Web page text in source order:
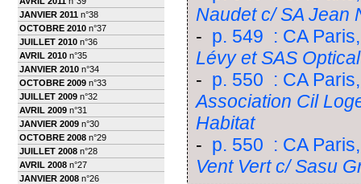
JANVIER 2011 n°38
OCTOBRE 2010 n°37
JUILLET 2010 n°36
AVRIL 2010 n°35
JANVIER 2010 n°34
OCTOBRE 2009 n°33
JUILLET 2009 n°32
AVRIL 2009 n°31
JANVIER 2009 n°30
OCTOBRE 2008 n°29
JUILLET 2008 n°28
AVRIL 2008 n°27
JANVIER 2008 n°26
Naudet c/ SA Jean
- p. 549 : CA
Lévy et SAS
- p. 550 : CA
Association Cil
Habitat
- p. 550 : CA
Vent Vert c/ Sasu